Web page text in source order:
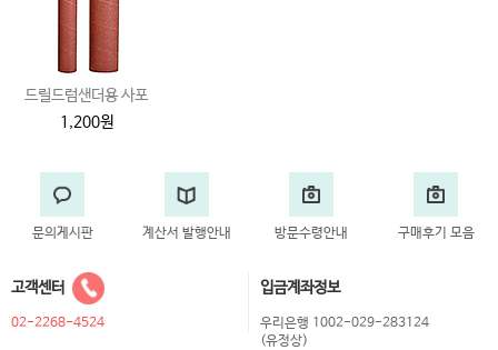
드릴드럼샌더용 사포
1,200원
문의게시판 계산서 발행안내 방문수령안내 구매후기 모음
고객센터
02-2268-4524
입금계좌정보
우리은행 1002-029-283124
(유정상)